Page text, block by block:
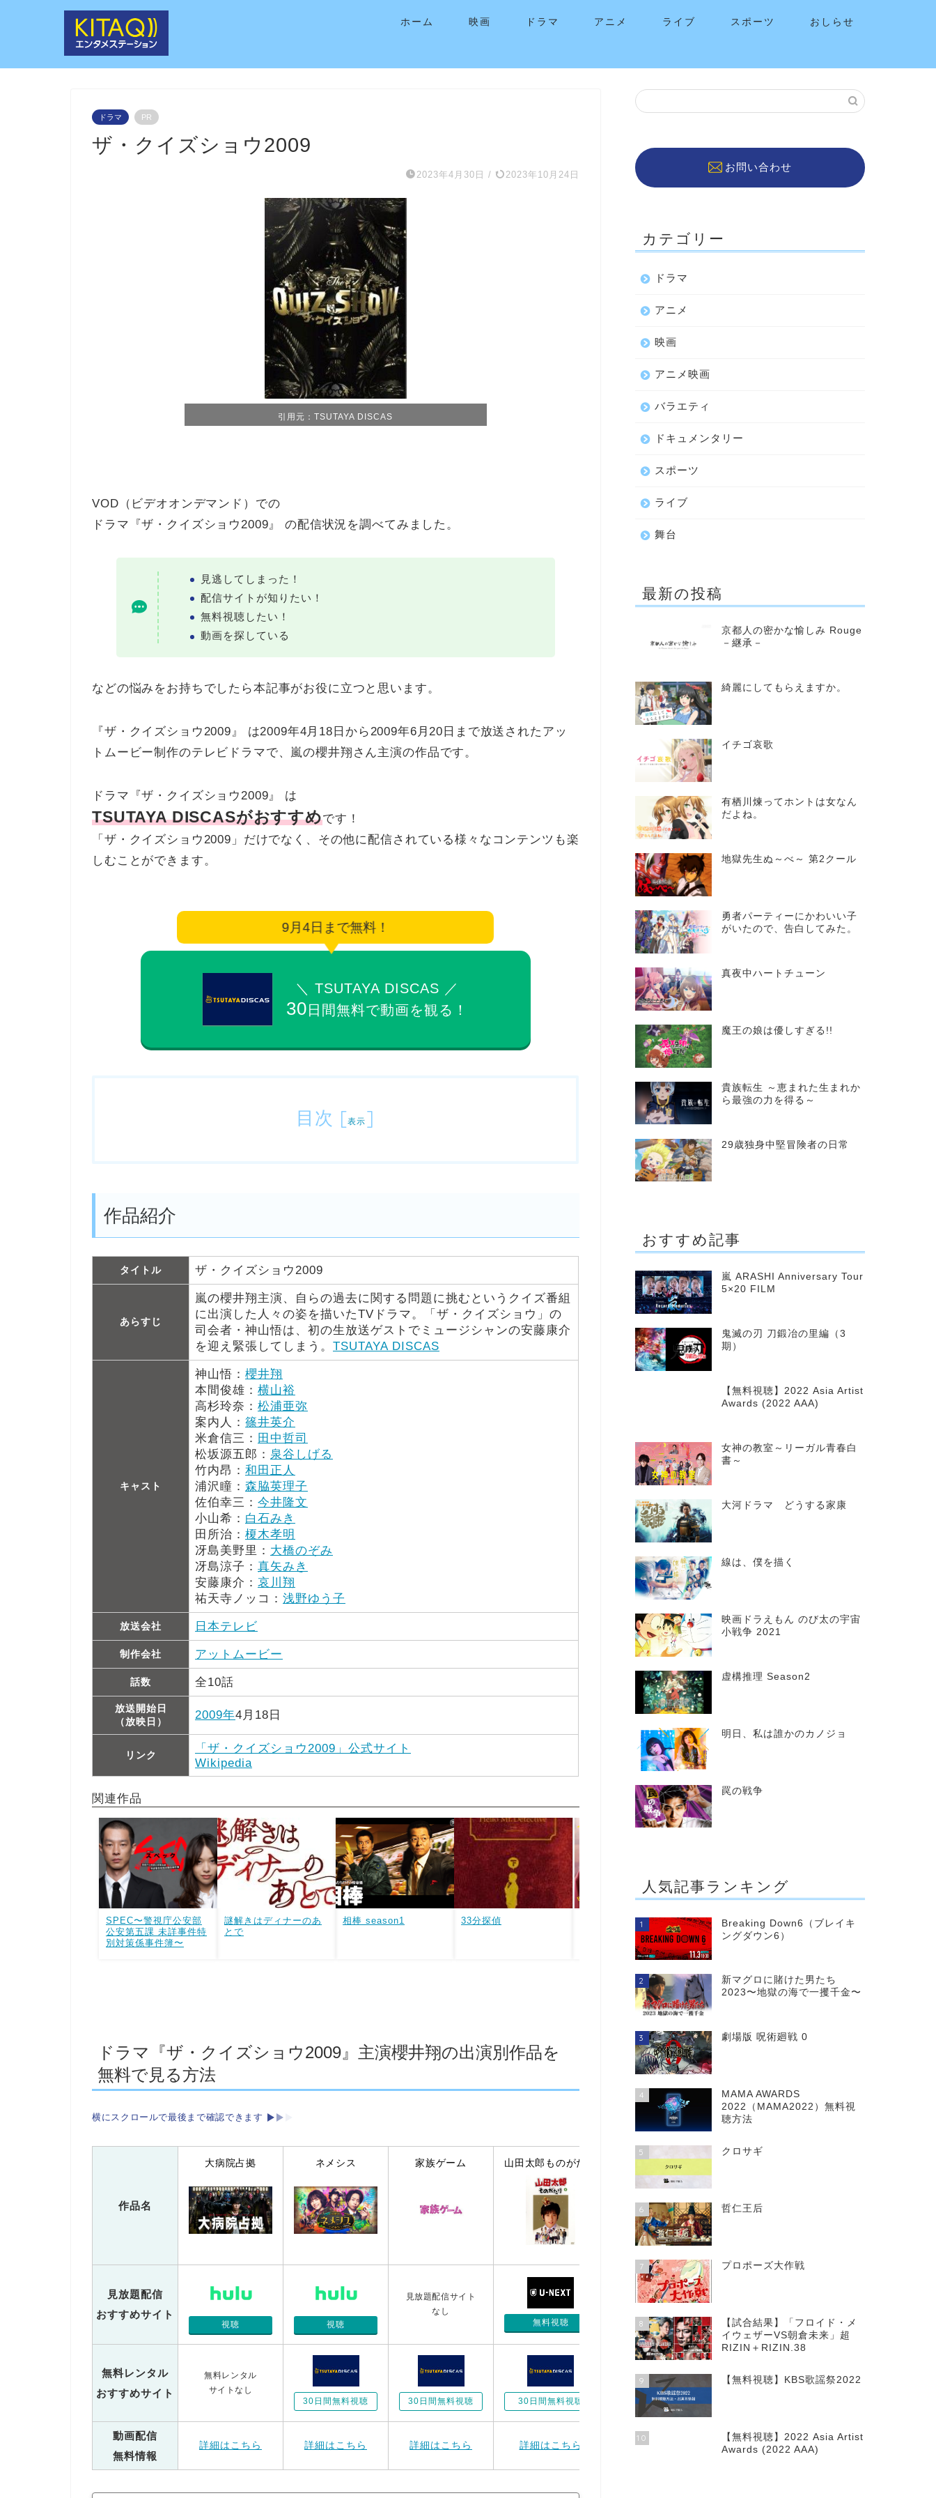
ホーム 映画 ドラマ アニメ ライブ スポーツ おしらせ
ドラマ PR
ザ・クイズショウ2009
2023年4月30日 / 2023年10月24日
引用元：TSUTAYA DISCAS
VOD（ビデオオンデマンド）での
ドラマ『ザ・クイズショウ2009』 の配信状況を調べてみました。
見逃してしまった！
配信サイトが知りたい！
無料視聴したい！
動画を探している
などの悩みをお持ちでしたら本記事がお役に立つと思います。
『ザ・クイズショウ2009』 は2009年4月18日から2009年6月20日まで放送されたアッ
トムービー制作のテレビドラマで、嵐の櫻井翔さん主演の作品です。
ドラマ『ザ・クイズショウ2009』 は
TSUTAYA DISCASがおすすめです！
「ザ・クイズショウ2009」だけでなく、その他に配信されている様々なコンテンツも楽
しむことができます。
9月4日まで無料！
＼ TSUTAYA DISCAS ／
30 日間無料で動画を観る！
目次 [表示 ]
作品紹介
タイトル ザ・クイズショウ2009
あらすじ
嵐の櫻井翔主演、自らの過去に関する問題に挑むというクイズ番組
に出演した人々の姿を描いたTVドラマ。「ザ・クイズショウ」の
司会者・神山悟は、初の生放送ゲストでミュージシャンの安藤康介
を迎え緊張してしまう。 TSUTAYA DISCAS
キャスト
神山悟： 櫻井翔
本間俊雄： 横山裕
高杉玲奈： 松浦亜弥
案内人： 篠井英介
米倉信三： 田中哲司
松坂源五郎： 泉谷しげる
竹内昂： 和田正人
浦沢瞳： 森脇英理子
佐伯幸三： 今井隆文
小山希： 白石みき
田所治： 榎木孝明
冴島美野里： 大橋のぞみ
冴島涼子： 真矢みき
安藤康介： 哀川翔
祐天寺ノッコ： 浅野ゆう子
放送会社 日本テレビ
制作会社 アットムービー
話数 全10話
放送開始日
（放映日）
2009年4月18日
リンク
「ザ・クイズショウ2009」公式サイト
Wikipedia
関連作品
SPEC〜警視庁公安部
公安第五課 未詳事件特
別対策係事件簿〜
謎解きはディナーのあ
とで
相棒 season1 33分探偵
妄想姉妹～文學という
名のもとに～
ATARU 絶対零度
ドラマ『ザ・クイズショウ2009』主演櫻井翔の出演別作品を
無料で見る方法
横にスクロールで最後まで確認できます
作品名
大病院占拠 ネメシス 家族ゲーム 山田太郎ものがたり 池袋ウエストゲートパーク
見放題配信
おすすめサイト
視聴 視聴
見放題配信サイト
なし
無料視聴
無料視聴
無料レンタル
おすすめサイト
無料レンタル
サイトなし
30日間無料視聴
30日間無料視聴 30日間無料視聴 30日間無料視聴
動画配信
無料情報
詳細はこちら 詳細はこちら 詳細はこちら 詳細はこちら 詳細はこちら 詳細はこちら
お問い合わせ
カテゴリー
ドラマ
アニメ
映画
アニメ映画
バラエティ
ドキュメンタリー
スポーツ
ライブ
舞台
最新の投稿
京都人の密かな愉しみ Rouge
－継承－
綺麗にしてもらえますか。
イチゴ哀歌
有栖川煉ってホントは女なん
だよね。
地獄先生ぬ～べ～ 第2クール
勇者パーティーにかわいい子
がいたので、告白してみた。
真夜中ハートチューン
魔王の娘は優しすぎる!!
貴族転生 ～恵まれた生まれか
ら最強の力を得る～
29歳独身中堅冒険者の日常
おすすめ記事
嵐 ARASHI Anniversary Tour
5×20 FILM
鬼滅の刃 刀鍛冶の里編（3
期）
【無料視聴】2022 Asia Artist
Awards (2022 AAA)
女神の教室～リーガル青春白
書～
大河ドラマ どうする家康
線は、僕を描く
映画ドラえもん のび太の宇宙
小戦争 2021
虚構推理 Season2
明日、私は誰かのカノジョ
罠の戦争
人気記事ランキング
1
Breaking Down6（ブレイキ
ングダウン6）
2
新マグロに賭けた男たち
2023〜地獄の海で一攫千金〜
3 劇場版 呪術廻戦 0
4
MAMA AWARDS
2022（MAMA2022）無料視
聴方法
5 クロサギ
6 哲仁王后
7 プロポーズ大作戦
8
【試合結果】「フロイド・メ
イウェザーVS朝倉未来」超
RIZIN＋RIZIN.38
9 【無料視聴】KBS歌謡祭2022
10
【無料視聴】2022 Asia Artist
Awards (2022 AAA)